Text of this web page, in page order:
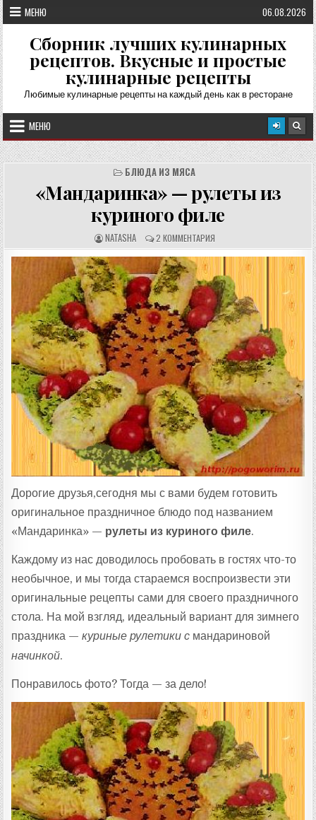
Перейти
к
содержимому
МЕНЮ 06.08.2026
Сборник лучших кулинарных
рецептов. Вкусные и простые
кулинарные рецепты
Любимые кулинарные рецепты на каждый день как в ресторане
МЕНЮ
БЛЮДА ИЗ МЯСА
«Мандаринка» — рулеты из
куриного филе
А
В
Т
О
Р
Р
Е
Ц
Е
П
Т
А
:
NATASHA О
Т
З
Ы
В
Ы
:
2 КОММЕНТАРИЯ
Дорогие друзья,сегодня мы с вами будем готовить
оригинальное праздничное блюдо под названием
«Мандаринка» — рулеты из куриного филе.
Каждому из нас доводилось пробовать в гостях что-то
необычное, и мы тогда стараемся воспроизвести эти
оригинальные рецепты сами для своего праздничного
стола. На мой взгляд, идеальный вариант для зимнего
праздника —куриные рулетики с мандариновой
начинкой.
Понравилось фото? Тогда — за дело!